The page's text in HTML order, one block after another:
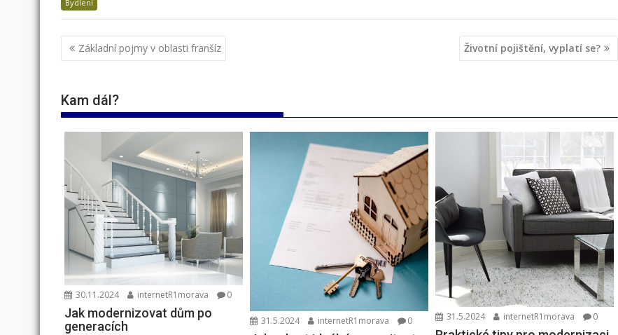
Bydlení
Navigace
pro
Základní pojmy v oblasti franšíz Životní pojištění, vyplatí se?
Kam dál?
30.11.2024 internetR1morava 0
Jak modernizovat dům po
generacích
31.5.2024 internetR1morava 0 31.5.2024 internetR1morava 0